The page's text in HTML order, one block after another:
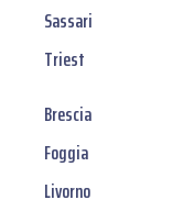
Sassari
Triest
Brescia
Foggia
Livorno